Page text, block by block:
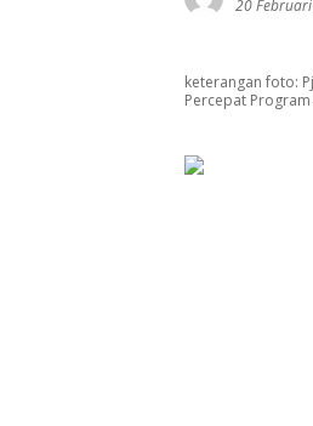
20
keterangan foto:
Percepat